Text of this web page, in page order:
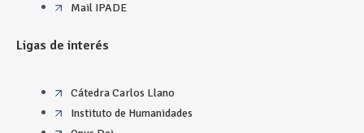
Mail IPADE
Ligas de interés
Cátedra Carlos Llano
Instituto de Humanidades